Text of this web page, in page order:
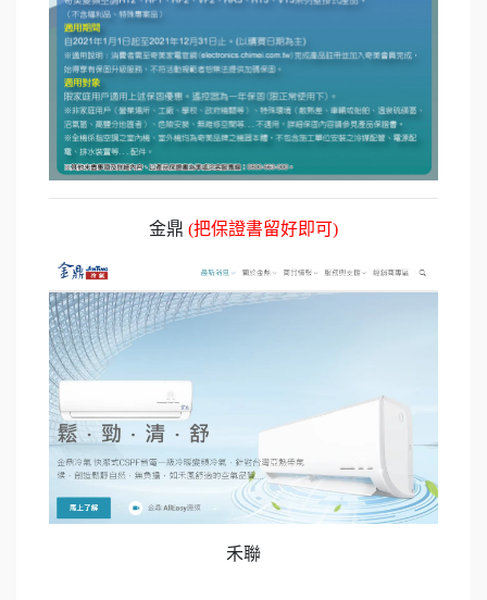
金鼎 (把保證書留好即可)
禾聯